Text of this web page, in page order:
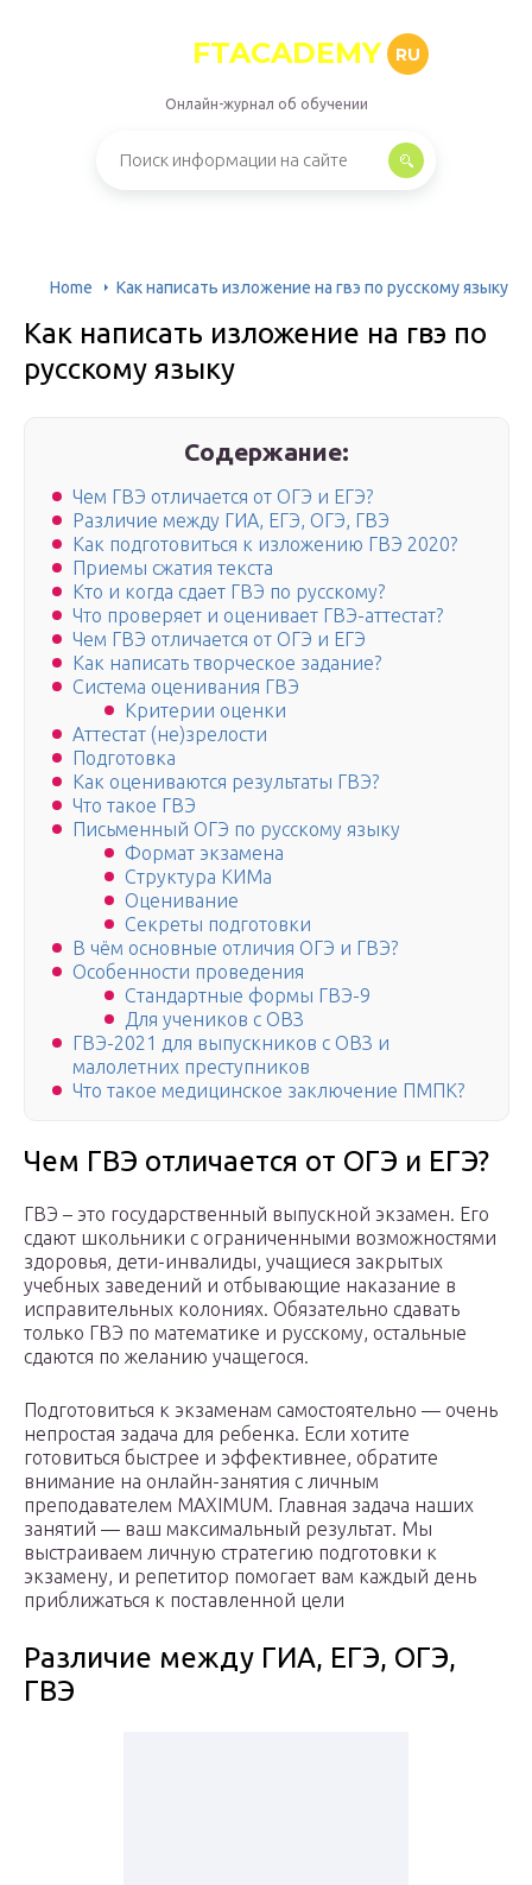
FTACADEMY RU
Онлайн-журнал об обучении
Home Как написать изложение на гвэ по русскому языку
Как написать изложение на гвэ по
русскому языку
Содержание:
Чем ГВЭ отличается от ОГЭ и ЕГЭ?
Различие между ГИА, ЕГЭ, ОГЭ, ГВЭ
Как подготовиться к изложению ГВЭ 2020?
Приемы сжатия текста
Кто и когда сдает ГВЭ по русскому?
Что проверяет и оценивает ГВЭ-аттестат?
Чем ГВЭ отличается от ОГЭ и ЕГЭ
Как написать творческое задание?
Система оценивания ГВЭ
Критерии оценки
Аттестат (не)зрелости
Подготовка
Как оцениваются результаты ГВЭ?
Что такое ГВЭ
Письменный ОГЭ по русскому языку
Формат экзамена
Структура КИМа
Оценивание
Секреты подготовки
В чём основные отличия ОГЭ и ГВЭ?
Особенности проведения
Стандартные формы ГВЭ-9
Для учеников с ОВЗ
ГВЭ-2021 для выпускников с ОВЗ и
малолетних преступников
Что такое медицинское заключение ПМПК?
Чем ГВЭ отличается от ОГЭ и ЕГЭ?
ГВЭ – это государственный выпускной экзамен. Его
сдают школьники с ограниченными возможностями
здоровья, дети-инвалиды, учащиеся закрытых
учебных заведений и отбывающие наказание в
исправительных колониях. Обязательно сдавать
только ГВЭ по математике и русскому, остальные
сдаются по желанию учащегося.
Подготовиться к экзаменам самостоятельно — очень
непростая задача для ребенка. Если хотите
готовиться быстрее и эффективнее, обратите
внимание на онлайн-занятия с личным
преподавателем MAXIMUM. Главная задача наших
занятий — ваш максимальный результат. Мы
выстраиваем личную стратегию подготовки к
экзамену, и репетитор помогает вам каждый день
приближаться к поставленной цели
Различие между ГИА, ЕГЭ, ОГЭ,
ГВЭ